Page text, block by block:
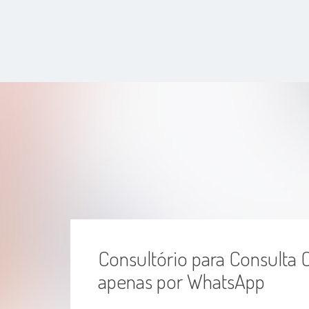
Consultório para Consulta
apenas por WhatsApp